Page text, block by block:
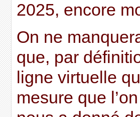
2025, encore
On ne
que, par
ligne virtuelle
mesure que